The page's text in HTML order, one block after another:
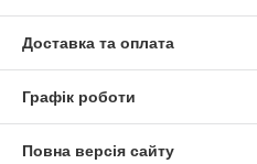
Доставка та оплата
Графік роботи
Повна версія сайту